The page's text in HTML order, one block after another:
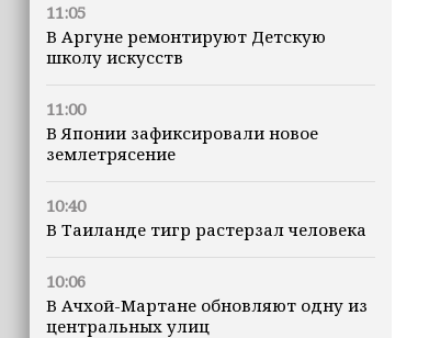
11:05
В Аргуне ремонтируют Детскую
школу искусств
11:00
В Японии зафиксировали новое
землетрясение
10:40
В Таиланде тигр растерзал человека
10:06
В Ачхой-Мартане обновляют одну из
центральных улиц